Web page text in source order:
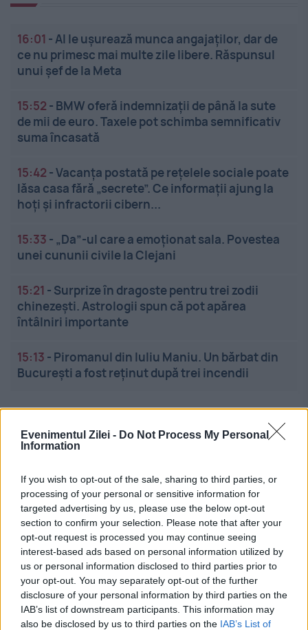
Evenimentul Zilei - Do Not Process My Personal
Information
If you wish to opt-out of the sale, sharing to third parties, or
processing of your personal or sensitive information for
targeted advertising by us, please use the below opt-out
section to confirm your selection. Please note that after your
opt-out request is processed you may continue seeing
interest-based ads based on personal information utilized by
us or personal information disclosed to third parties prior to
your opt-out. You may separately opt-out of the further
disclosure of your personal information by third parties on the
IAB’s list of downstream participants. This information may
also be disclosed by us to third parties on the IAB’s List of
16:01 -AI le ușurează munca angajaților, dar de
ce nu primesc mai multe zile libere. Răspunsul
unui șef de la Meta
15:52 - BMW oferă indemnizații de până la sute
de mii de euro. Taxele pot schimba semnificativ
suma încasată
15:42 -Vacanța postată pe rețelele sociale poate
lăsa casa fără „secrete”. Ce informații ajung la
hoți și infractorii cibern...
15:33 - „Da”-ul care a emoționat sala. Povestea
unei cununii civile la Clejani
15:21 - Surprize în dragoste pentru trei zodii
chinezești. Astrologii spun că pot apărea
întâlniri importante
15:13 - Piromanul din Iuliu Maniu. Un bărbat din
București a fost reținut după trei incendii
Cel mai bun portal de stiri!
Evenimentul Zilei este o publicație multimedia, dedicată
celor care apreciază știrile corecte, obiective și
relevante din toate domeniile de activitate
Linkuri utile